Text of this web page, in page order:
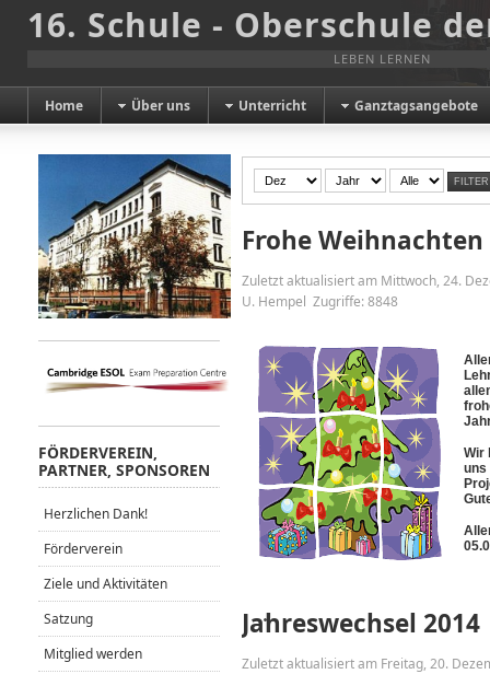
16. Schule - Oberschule
LEBEN LERNEN
Home Über uns Unterricht Ganztagsangebote
FILTER
Frohe Weihnachten
Zuletzt aktualisiert am Mittwoch, 24.
U. Hempel Zugriffe: 8848
Wir
uns
Jahreswechsel 2014
Zuletzt aktualisiert am Freitag, 20.
FÖRDERVEREIN,
PARTNER, SPONSOREN
Herzlichen Dank!
Förderverein
Ziele und Aktivitäten
Satzung
Mitglied werden